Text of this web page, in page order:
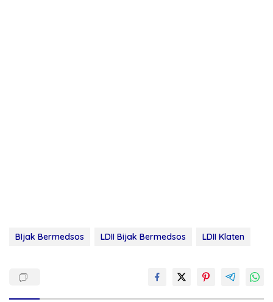
BIjak Bermedsos LDII Bijak Bermedsos LDII Klaten